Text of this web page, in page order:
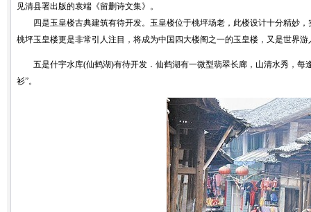
见清县署出版的袁端《留删诗文集》。
四是玉皇楼古典建筑有待开发。玉皇楼位于桃坪场老，此楼设计十分精妙，
桃坪玉皇楼更是非常引人注目，将成为中国四大楼阁之一的玉皇楼，又是世界游
五是什宇水库(仙鹤湖)有待开发．仙鹤湖有一微型翡翠长廊，山清水秀，每
衫”。